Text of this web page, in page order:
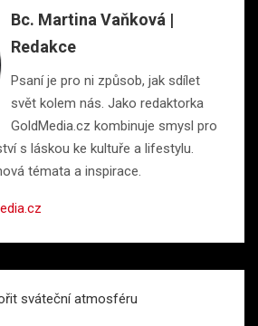
Bc. Martina Vaňková |
Redakce
Psaní je pro ni způsob, jak sdílet
svět kolem nás. Jako redaktorka
GoldMedia.cz kombinuje smysl pro
s láskou ke kultuře a lifestylu.
témata a inspirace.
sváteční atmosféru